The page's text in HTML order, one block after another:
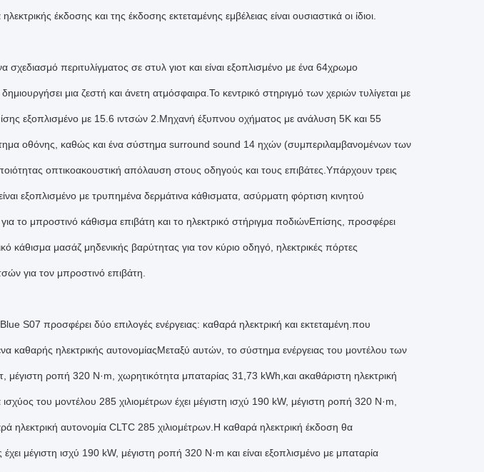
έκδοσης και της έκδοσης εκτεταμένης εμβέλειας είναι ουσιαστικά οι ίδιοι.
σχεδιασμό περιτυλίγματος σε στυλ γιοτ και είναι εξοπλισμένο με ένα 64χρωμο
μια ζεστή και άνετη ατμόσφαιρα.Το κεντρικό στηριγμό των χεριών τυλίγεται με
εξοπλισμένο με 15.6 ιντσών 2.Μηχανή έξυπνου οχήματος με ανάλυση 5K και 55
οθόνης, καθώς και ένα σύστημα surround sound 14 ηχών (συμπεριλαμβανομένων των
οπτικοακουστική απόλαυση στους οδηγούς και τους επιβάτες.Υπάρχουν τρεις
εξοπλισμένο με τρυπημένα δερμάτινα κάθισματα, ασύρματη φόρτιση κινητού
το μπροστινό κάθισμα επιβάτη και το ηλεκτρικό στήριγμα ποδιώνΕπίσης, προσφέρει
κάθισμα μασάζ μηδενικής βαρύτητας για τον κύριο οδηγό, ηλεκτρικές πόρτες
για τον μπροστινό επιβάτη.
S07 προσφέρει δύο επιλογές ενέργειας: καθαρά ηλεκτρική και εκτεταμένη.που
καθαρής ηλεκτρικής αυτονομίαςΜεταξύ αυτών, το σύστημα ενέργειας του μοντέλου των
μέγιστη ροπή 320 N·m, χωρητικότητα μπαταρίας 31,73 kWh,και ακαθάριστη ηλεκτρική
του μοντέλου 285 χιλιομέτρων έχει μέγιστη ισχύ 190 kW, μέγιστη ροπή 320 N·m,
ηλεκτρική αυτονομία CLTC 285 χιλιομέτρων.Η καθαρά ηλεκτρική έκδοση θα
μέγιστη ισχύ 190 kW, μέγιστη ροπή 320 N·m και είναι εξοπλισμένο με μπαταρία